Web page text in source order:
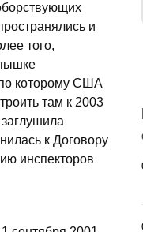
и
того,
которому США
там к 2003
к Договору
инспекторов